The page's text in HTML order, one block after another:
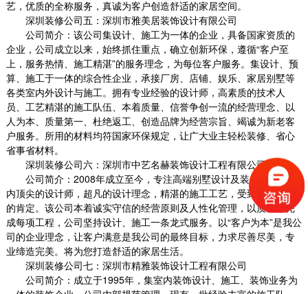
艺，优质的全称服务，真诚为客户创造舒适的家居空间。
深圳装修公司五：深圳市雅美居装饰设计有限公司
公司简介：该公司集设计、施工为一体的企业，具备国家资质的
企业，公司成立以来，始终抓住重点，确立创新环保，遵循“客户至
上，服务热情、施工精湛”的服务理念，为每位客户服务。集设计、预
算、施工于一体的综合性企业，承接厂房、店铺、娱乐、家居别墅等
各类室内外设计与施工。拥有专业经验的设计师，高素质的技术人
员、工艺精湛的施工队伍、本着质量、信誉争创一流的经营理念、以
人为本、质量第一、杜绝返工、创造品牌为经营宗旨、竭诚为新老客
户服务。所用的材料均符国家环保规定，让广大业主轻松装修、省心
省事省材料。
深圳装修公司六：深圳市中艺名赫装饰设计工程有限公司
公司简介： 2008年成立至今，专注高端别墅设计及装饰，拥有业
内顶尖的设计师，超凡的设计理念，精湛的施工工艺，受到广大客户
的肯定。该公司本着诚实守信的经营原则及人性化管理，以质量来完
成每项工程，公司坚持设计、施工一条龙式服务。以“客户为本”是我公
司的企业理念，让客户满意是我公司的最终目标，力求尽善尽美，专
业缔造完美。将为您打造舒适的家居生活。
深圳装修公司七：深圳市精雅装饰设计工程有限公司
公司简介：成立于1995年，集室内装饰设计、施工、装饰业务为